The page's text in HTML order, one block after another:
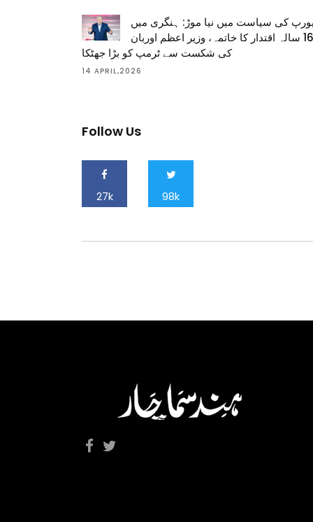
کی سیاست میں نیا موڑ: ہنگری میں
16 سالہ اقتدار کا خاتمہ، وزیر اعظم اوربان
کی شکست سے ٹرمپ کو بڑا جھٹکا
14 APRIL,2026
Follow Us
27k 98k